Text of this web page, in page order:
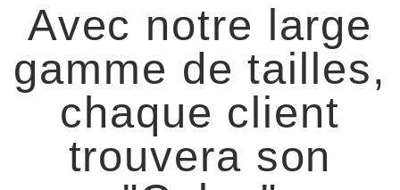
Avec notre large
gamme de tailles,
chaque client
trouvera son